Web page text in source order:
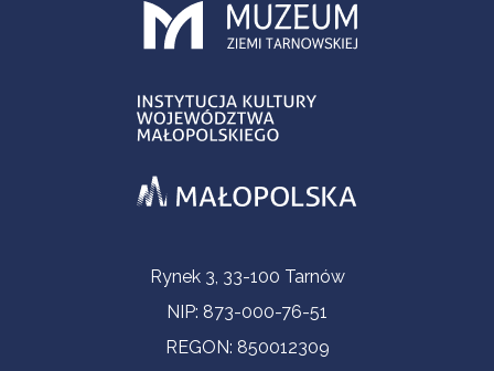
Informacje kontaktoweRynek 3, 33-100 Tarnów
NIP: 873-000-76-51
REGON: 850012309